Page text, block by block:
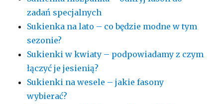
zadań specjalnych
Sukienka na lato – co będzie modne w tym
sezonie?
Sukienki w kwiaty – podpowiadamy z czym
łączyć je jesienią?
Sukienki na wesele – jakie fasony
wybierać?